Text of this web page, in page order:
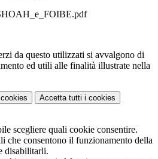
da questo utilizzati si avvalgono di
ed utili alle finalità illustrate nella
Accetta tutti i cookies
scegliere quali cookie consentire.
che consentono il funzionamento della
disabilitarli.